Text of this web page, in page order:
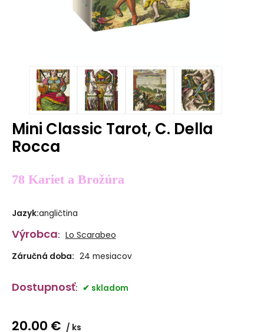
Mini Classic Tarot, C. Della
Rocca
78 Kariet a Brožúra
Jazyk:angličtina
Výrobca: Lo Scarabeo
Záručná doba: 24 mesiacov
Dostupnosť: skladom
20.00 € ks